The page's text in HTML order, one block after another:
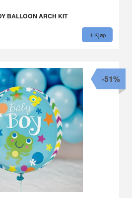
BALLOON ARCH KIT
Kjøp
-51%